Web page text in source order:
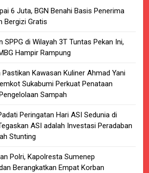
6 Juta, BGN Benahi Basis Penerima
Bergizi Gratis
SPPG di Wilayah 3T Tuntas Pekan Ini,
Hampir Rampung
Kawasan Kuliner Ahmad Yani
Sukabumi Perkuat Penataan
Sampah
Peringatan Hari ASI Sedunia di
ASI adalah Investasi Peradaban
Stunting
Polri, Kapolresta Sumenep
Berangkatkan Empat Korban